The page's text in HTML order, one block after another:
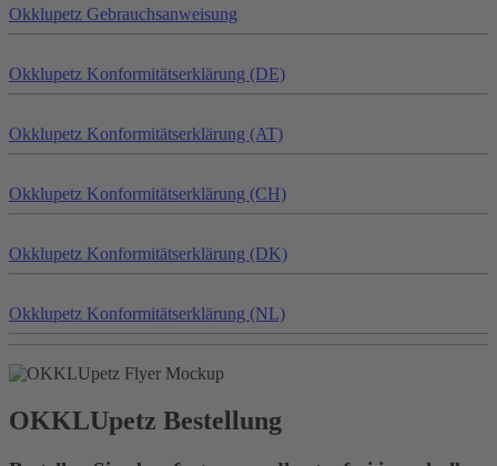
Okklupetz Gebrauchsanweisung
Okklupetz Konformitätserklärung (DE)
Okklupetz Konformitätserklärung (AT)
Okklupetz Konformitätserklärung (CH)
Okklupetz Konformitätserklärung (DK)
Okklupetz Konformitätserklärung (NL)
OKKLUpetz Bestellung